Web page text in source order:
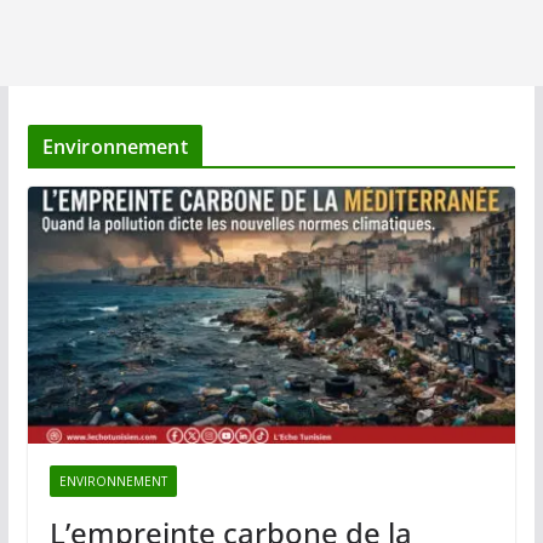
Environnement
ENVIRONNEMENT
L’empreinte carbone de la